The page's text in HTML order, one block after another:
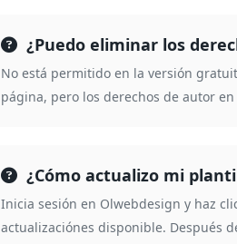
¿Puedo eliminar los
No está permitido en la versión
página, pero los derechos de autor
¿Cómo actualizo mi
Inicia sesión en Olwebdesign y haz
actualizaciónes disponible. Después